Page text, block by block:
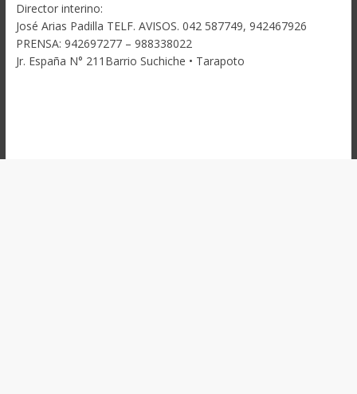
Director interino:
José Arias Padilla TELF. AVISOS. 042 587749, 942467926
PRENSA: 942697277 – 988338022
Jr. España N° 211Barrio Suchiche • Tarapoto